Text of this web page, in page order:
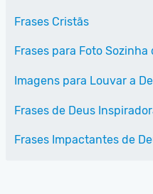
Frases Cristãs
Frases para Foto Sozinha
Imagens para Louvar a
Frases de Deus
Frases Impactantes de